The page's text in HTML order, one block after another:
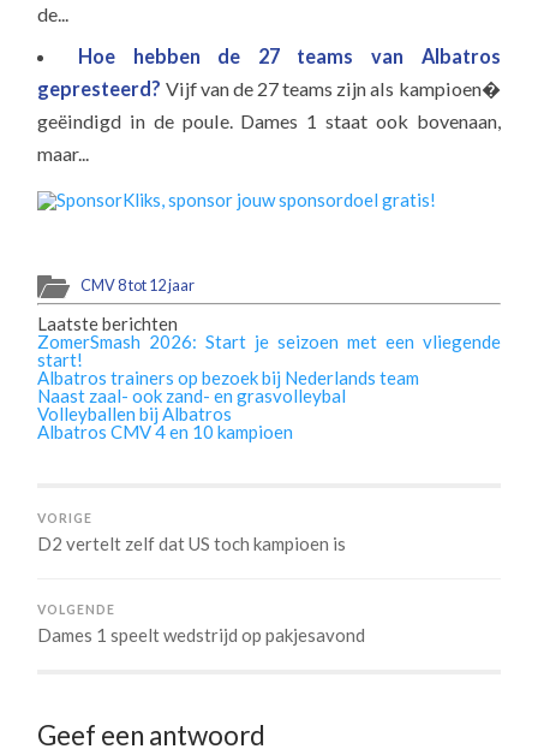
de...
Hoe hebben de 27 teams van Albatros
gepresteerd? Vijf van de 27 teams zijn als kampioen�
geëindigd in de poule. Dames 1 staat ook bovenaan,
maar...
CMV 8 tot 12 jaar
Laatste berichten
ZomerSmash 2026: Start je seizoen met een vliegende
start!
Albatros trainers op bezoek bij Nederlands team
Naast zaal- ook zand- en grasvolleybal
Volleyballen bij Albatros
Albatros CMV 4 en 10 kampioen
VORIGE
D2 vertelt zelf dat US toch kampioen is
VOLGENDE
Dames 1 speelt wedstrijd op pakjesavond
Geef een antwoord